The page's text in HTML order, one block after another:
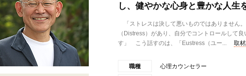
し、健やかな心身と豊かな人生
「ストレスは決して悪いものではありません
（Distress）があり、自分でコントロールして
す」 こう話すのは、「Eustress（ユー...
取
職種 心理カウンセラー